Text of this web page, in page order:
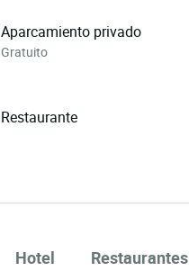
Aparcamiento privado
Gratuito
Restaurante
Hotel Restaurantes